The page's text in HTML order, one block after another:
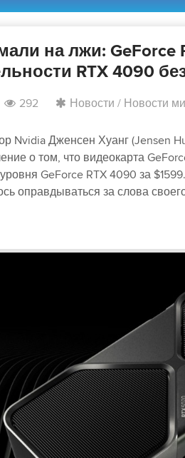
на лжи: GeForce
RTX 4090
292 Новости / Новости
Nvidia Дженсен Хуанг (Jensen
о том, что видеокарта
GeForce RTX 4090 за
оправдываться за слова